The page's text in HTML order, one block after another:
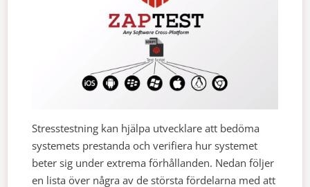
Stresstestning kan hjälpa utvecklare att bedöma
systemets prestanda och verifiera hur systemet
beter sig under extrema förhållanden. Nedan följer
en lista över några av de största fördelarna med att